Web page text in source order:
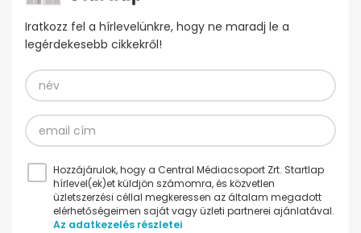
Iratkozz fel a hírlevelünkre, hogy ne maradj le a
legérdekesebb cikkekről!
Hozzájárulok, hogy a Central Médiacsoport Zrt. Startlap
hírlevel(ek)et küldjön számomra, és közvetlen
üzletszerzési céllal megkeressen az általam megadott
elérhetőségeimen saját vagy üzleti partnerei ajánlatával.
Az adatkezelés részletei